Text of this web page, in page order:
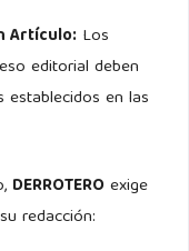
Artículo:Los
editorial deben
en las
DERROTERO exige
redacción: